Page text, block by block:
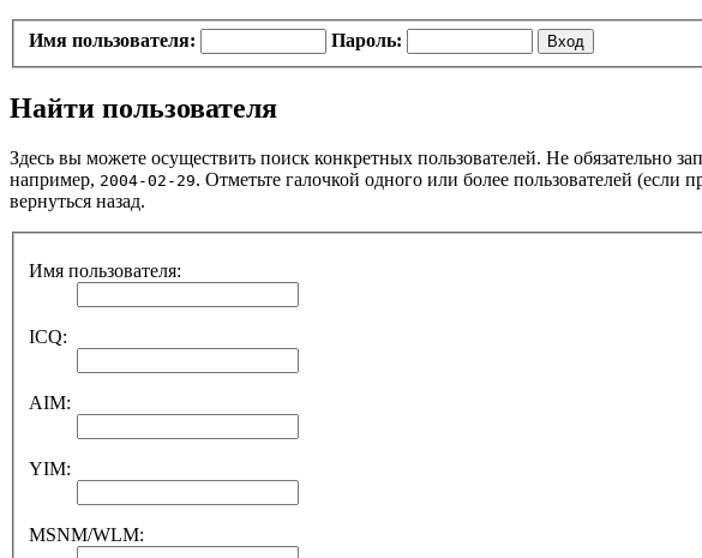
Имя пользователя: Пароль:
Найти пользователя
Здесь вы можете осуществить поиск конкретных пользователей. Не обязательно
например, 2004-02-29. Отметьте галочкой одного или более пользователей
вернуться назад.
Имя пользователя:
ICQ:
AIM:
YIM:
MSNM/WLM: